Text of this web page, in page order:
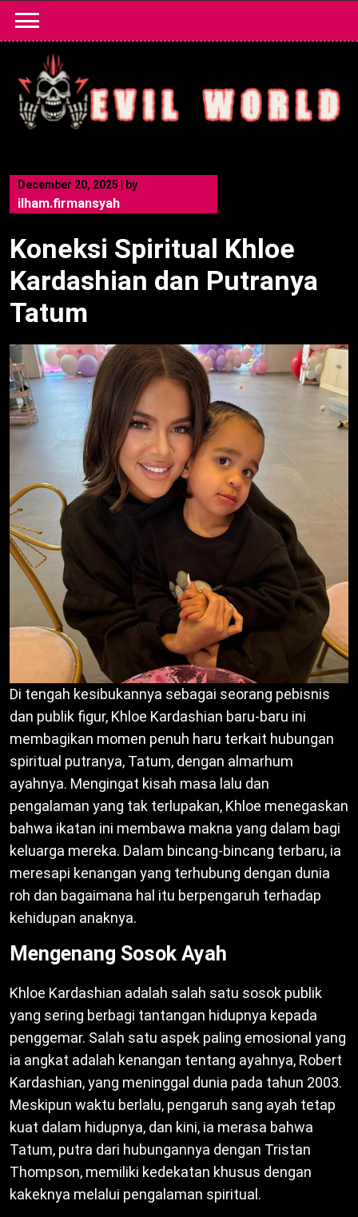
content
December 20, 2025 by
ilham.firmansyah
Koneksi Spiritual Khloe
Kardashian dan Putranya
Tatum
Di tengah kesibukannya sebagai seorang pebisnis
dan publik figur, Khloe Kardashian baru-baru ini
membagikan momen penuh haru terkait hubungan
spiritual putranya, Tatum, dengan almarhum
ayahnya. Mengingat kisah masa lalu dan
pengalaman yang tak terlupakan, Khloe menegaskan
bahwa ikatan ini membawa makna yang dalam bagi
keluarga mereka. Dalam bincang-bincang terbaru, ia
meresapi kenangan yang terhubung dengan dunia
roh dan bagaimana hal itu berpengaruh terhadap
kehidupan anaknya.
Mengenang Sosok Ayah
Khloe Kardashian adalah salah satu sosok publik
yang sering berbagi tantangan hidupnya kepada
penggemar. Salah satu aspek paling emosional yang
ia angkat adalah kenangan tentang ayahnya, Robert
Kardashian, yang meninggal dunia pada tahun 2003.
Meskipun waktu berlalu, pengaruh sang ayah tetap
kuat dalam hidupnya, dan kini, ia merasa bahwa
Tatum, putra dari hubungannya dengan Tristan
Thompson, memiliki kedekatan khusus dengan
kakeknya melalui pengalaman spiritual.